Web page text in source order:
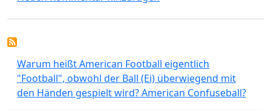
Warum heißt American Football eigentlich
"Football", obwohl der Ball (Ei) überwiegend mit
den Händen gespielt wird? American Confuseball?